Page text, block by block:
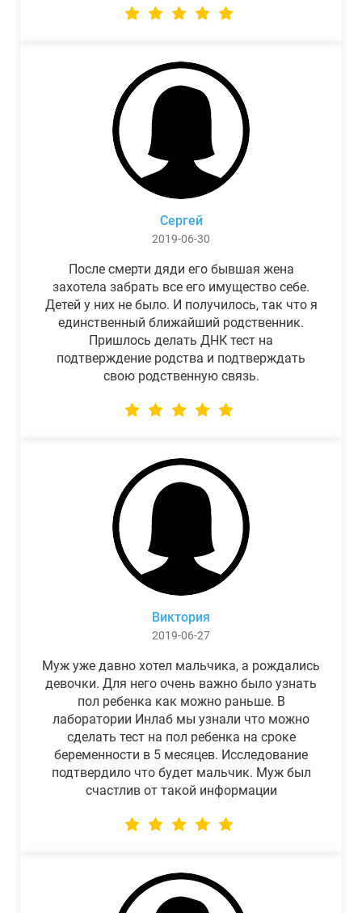
Сергей
2019-06-30
После смерти дяди его бывшая жена
захотела забрать все его имущество себе.
Детей у них не было. И получилось, так что я
единственный ближайший родственник.
Пришлось делать ДНК тест на
подтверждение родства и подтверждать
свою родственную связь.
Виктория
2019-06-27
Муж уже давно хотел мальчика, а рождались
девочки. Для него очень важно было узнать
пол ребенка как можно раньше. В
лаборатории Инлаб мы узнали что можно
сделать тест на пол ребенка на сроке
беременности в 5 месяцев. Исследование
подтвердило что будет мальчик. Муж был
счастлив от такой информации